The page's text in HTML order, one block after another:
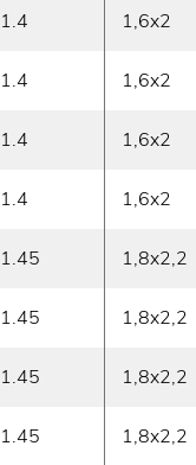
1.4 1,6x2
1.4 1,6x2
1.4 1,6x2
1.4 1,6x2
1.45 1,8x2,2
1.45 1,8x2,2
1.45 1,8x2,2
1.45 1,8x2,2